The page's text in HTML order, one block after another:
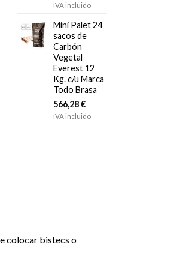
IVA incluido
Mini Palet 24
sacos de
Carbón
Vegetal
Everest 12
Kg. c/u Marca
Todo Brasa
566,28€
IVA incluido
colocar bistecs o